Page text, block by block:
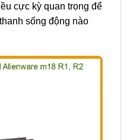
cực kỳ quan trọng để
sống động nào